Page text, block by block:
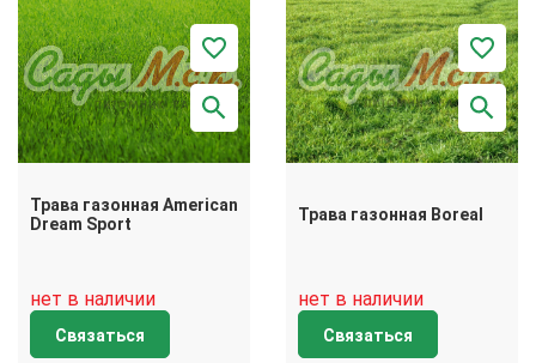
Трава газонная American
Dream Sport
нет в наличии
Связаться
Трава газонная Boreal
нет в наличии
Связаться